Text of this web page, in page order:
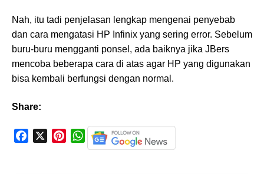
Nah, itu tadi penjelasan lengkap mengenai penyebab
dan cara mengatasi HP Infinix yang sering error. Sebelum
buru-buru mengganti ponsel, ada baiknya jika JBers
mencoba beberapa cara di atas agar HP yang digunakan
bisa kembali berfungsi dengan normal.
Share:
W
h